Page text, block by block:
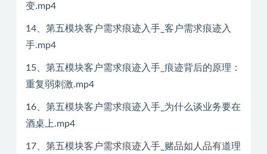
变.mp4
14、第五模块客户需求痕迹入手_客户需求痕迹入
手.mp4
15、第五模块客户需求痕迹入手_痕迹背后的原理：
重复弱刺激.mp4
16、第五模块客户需求痕迹入手_为什么谈业务要在
酒桌上.mp4
17、第五模块客户需求痕迹入手_赌品如人品有道理